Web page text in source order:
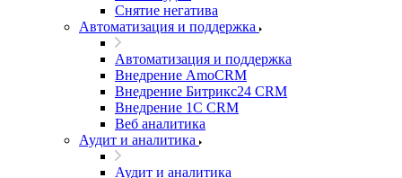
Снятие негатива
Автоматизация и поддержка
Автоматизация и поддержка
Внедрение AmoCRM
Внедрение Битрикс24 CRM
Внедрение 1C CRM
Веб аналитика
Аудит и аналитика
Аудит и аналитика